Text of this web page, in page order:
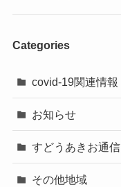
Categories
covid-19関連情報
お知らせ
すどうあきお通信
その他地域